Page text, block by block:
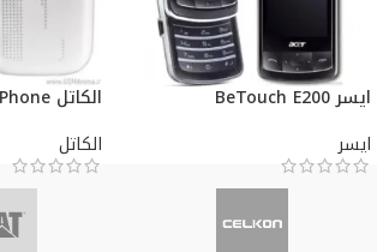
ايسر BeTouch E200
ايسر
الكاتل ELLE GlamPhone
الكاتل